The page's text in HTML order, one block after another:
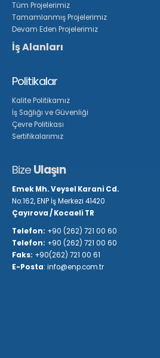
Tüm Projelerimiz
Tamamlanmış Projelerimiz
Devam Eden Projelerimiz
İş Alanları
Politikalar
Kalite Politikamız
İş Sağlığı ve Güvenliği
Çevre Politikası
Sertifikalarımız
Bize Ulaşın
Emek Mh. Veysel Karani Cd.
No:162, ENP İş Merkezi 41420
Çayırova / Kocaeli TR
Telefon: +90 (262) 721 00 60
Telefon: +90 (262) 721 00 60
Faks: +90(262) 721 00 61
E-Posta: info@enp.com.tr